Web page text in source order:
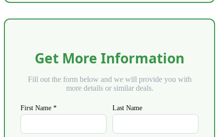
Get More Information
Fill out the form below and we will provide you with
more details or similar deals.
First Name * Last Name